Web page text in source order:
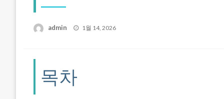
admin
Posted
1월 14, 2026
목차